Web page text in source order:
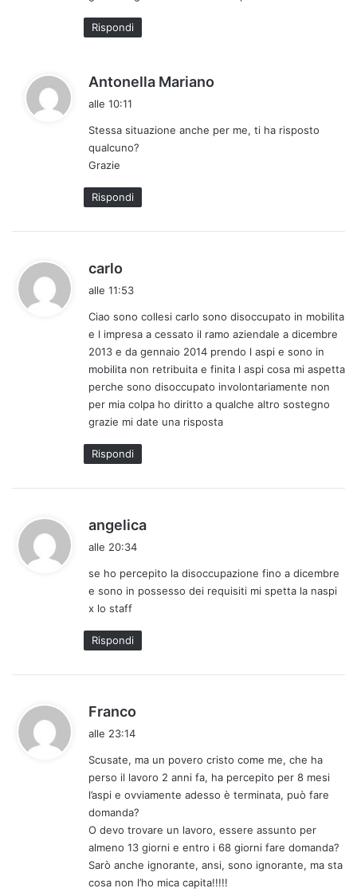
Rispondi
Antonella Mariano
e
alle 10:11
Stessa situazione anche per me, ti ha risposto
qualcuno?
Grazie
Rispondi
carlo
e
t
t
o
alle 11:53
Ciao sono collesi carlo sono disoccupato in mobilita
e l impresa a cessato il ramo aziendale a dicembre
2013 e da gennaio 2014 prendo l aspi e sono in
mobilita non retribuita e finita l aspi cosa mi aspetta
perche sono disoccupato involontariamente non
per mia colpa ho diritto a qualche altro sostegno
grazie mi date una risposta
Rispondi
angelica
e
t
alle 20:34
se ho percepito la disoccupazione fino a dicembre
e sono in possesso dei requisiti mi spetta la naspi
x lo staff
Rispondi
Franco
e
t
t
o
:
alle 23:14
Scusate, ma un povero cristo come me, che ha
perso il lavoro 2 anni fa, ha percepito per 8 mesi
l’aspi e ovviamente adesso è terminata, può fare
domanda?
O devo trovare un lavoro, essere assunto per
almeno 13 giorni e entro i 68 giorni fare domanda?
Sarò anche ignorante, ansi, sono ignorante, ma sta
cosa non l’ho mica capita!!!!!